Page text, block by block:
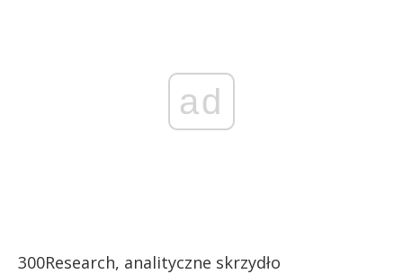
ad
300Research, analityczne skrzydło